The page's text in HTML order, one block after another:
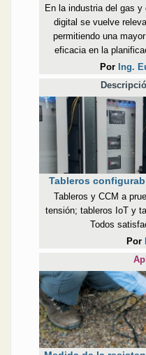
En la industria del gas
digital se vuelve
permitiendo una
eficacia en la
Por Ing.
Tableros
Tableros y CCM a
tensión; tableros IoT y
Todos
Por